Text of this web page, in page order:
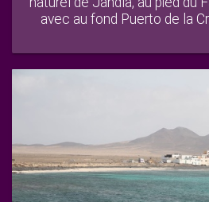
avec au fond Puerto de la